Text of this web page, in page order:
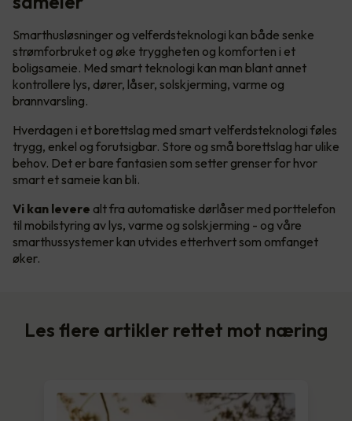
Smarthusløsninger og velferdsteknologi kan både senke
strømforbruket og øke tryggheten og komforten i et
boligsameie. Med smart teknologi kan man blant annet
kontrollere lys, dører, låser, solskjerming, varme og
brannvarsling.
Hverdagen i et borettslag med smart velferdsteknologi føles
trygg, enkel og forutsigbar. Store og små borettslag har ulike
behov. Det er bare fantasien som setter grenser for hvor
smart et sameie kan bli.
Vi kan levere alt fra automatiske dørlåser med porttelefon
til mobilstyring av lys, varme og solskjerming - og våre
smarthussystemer kan utvides etterhvert som omfanget
øker.
Les flere artikler rettet mot næring